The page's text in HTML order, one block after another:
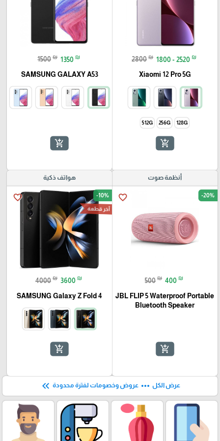
2800 ₪ 1800 - 2520 ₪
Xiaomi 12 Pro 5G
128G
256G
512G
add_shopping_cart
1500 ₪ 1350 ₪
SAMSUNG GALAXY A53
add_shopping_cart
أنظمة صوت
favorite_border -20%
500 ₪ 400 ₪
JBL FLIP 5 Waterproof Portable
Bluetooth Speaker
add_shopping_cart
هواتف ذكية
favorite_border -10%
آخر قطعة
4000 ₪ 3600 ₪
SAMSUNG Galaxy Z Fold 4
add_shopping_cart
عرض الكل more_horiz عروض وخصومات لفترة محدودة keyboard_double_arrow_left